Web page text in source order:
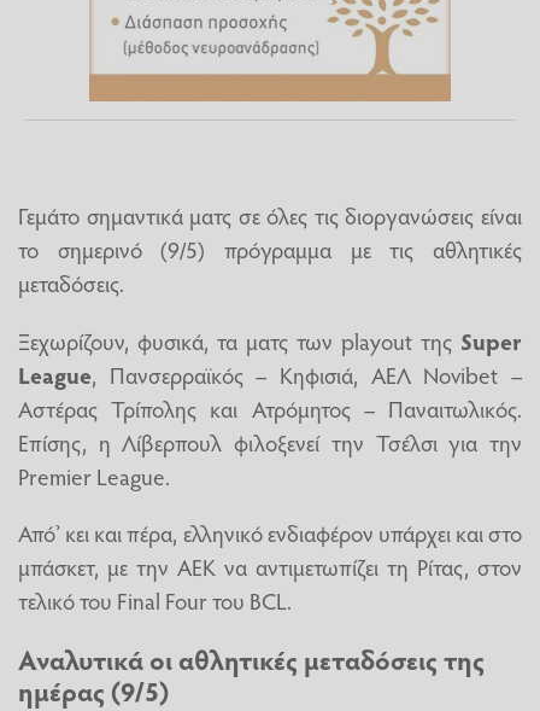
Γεμάτο σημαντικά ματς σε όλες τις διοργανώσεις είναι
το σημερινό (9/5) πρόγραμμα με τις αθλητικές
μεταδόσεις.
Ξεχωρίζουν, φυσικά, τα ματς των playout της Super
League, Πανσερραϊκός – Κηφισιά, ΑΕΛ Novibet –
Αστέρας Τρίπολης και Ατρόμητος – Παναιτωλικός.
Επίσης, η Λίβερπουλ φιλοξενεί την Τσέλσι για την
Premier League.
Από’ κει και πέρα, ελληνικό ενδιαφέρον υπάρχει και στο
μπάσκετ, με την ΑΕΚ να αντιμετωπίζει τη Ρίτας, στον
τελικό του Final Four του BCL.
Αναλυτικά οι αθλητικές μεταδόσεις της
ημέρας (9/5)